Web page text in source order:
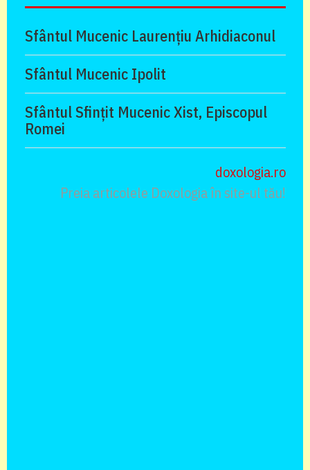
Sfântul Mucenic Laurențiu Arhidiaconul
Sfântul Mucenic Ipolit
Sfântul Sfințit Mucenic Xist, Episcopul
Romei
doxologia.ro
Preia articolele Doxologia în site-ul tău!